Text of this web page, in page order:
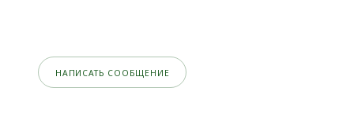
НАПИСАТЬ СООБЩЕНИЕ